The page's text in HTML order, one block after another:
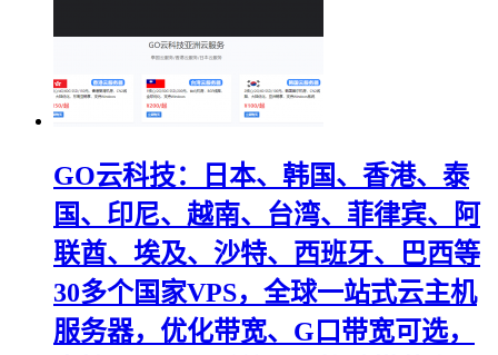
GO云科技：日本、韩国、香港、泰
国、印尼、越南、台湾、菲律宾、阿
联酋、埃及、沙特、西班牙、巴西等
30多个国家VPS，全球一站式云主机
服务器，优化带宽、G口带宽可选，